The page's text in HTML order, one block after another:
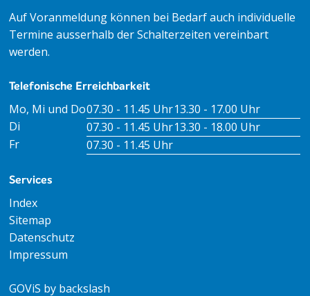
Auf Voranmeldung können bei Bedarf auch individuelle
Termine ausserhalb der Schalterzeiten vereinbart
werden.
Telefonische Erreichbarkeit
Tag Öffnungszeiten VormittagÖffnungszeiten
Mo, Mi und Do07.30 - 11.45 Uhr13.30 - 17.00 Uhr
Di
07.30 - 11.45 Uhr13.30 - 18.00 Uhr
Fr
07.30 - 11.45 Uhr
Services
Index
Sitemap
Datenschutz
Impressum
GOViS by backslash